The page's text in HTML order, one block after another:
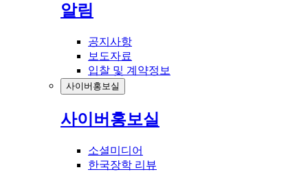
알림
공지사항
보도자료
입찰 및 계약정보
사이버홍보실
사이버홍보실
소셜미디어
한국장학 리뷰